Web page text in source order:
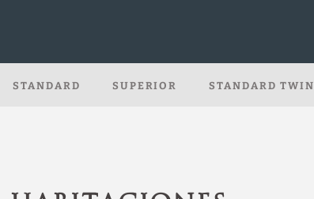
Lyon en Santiago de Chile. Web Oficial.
STANDARD SUPERIOR STANDARD TWIN